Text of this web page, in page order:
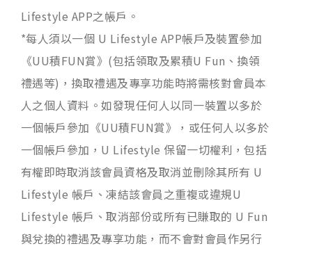
Lifestyle APP之帳戶。
*每人須以一個 U Lifestyle APP帳戶及裝置參加
《UU積FUN賞》(包括領取及累積U Fun、換領
禮遇等)，換取禮遇及專享功能時將需核對會員本
人之個人資料。如發現任何人以同一裝置以多於
一個帳戶參加《UU積FUN賞》，或任何人以多於
一個帳戶參加，U Lifestyle 保留一切權利，包括
有權即時取消該會員資格及取消並刪除其所有 U
Lifestyle 帳戶、凍結該會員之重複或違規U
Lifestyle 帳戶、取消部份或所有已賺取的 U Fun
與兌換的禮遇及專享功能，而不會對會員作另行